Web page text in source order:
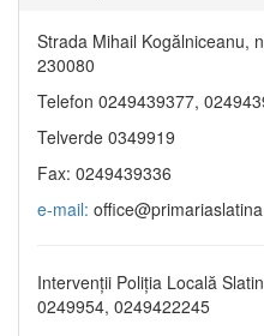
Strada Mihail Kogălniceanu,
230080
Telefon 0249439377,
Telverde 0349919
Fax: 0249439336
e-mail:
Intervenții Poliția Locală
0249954, 0249422245